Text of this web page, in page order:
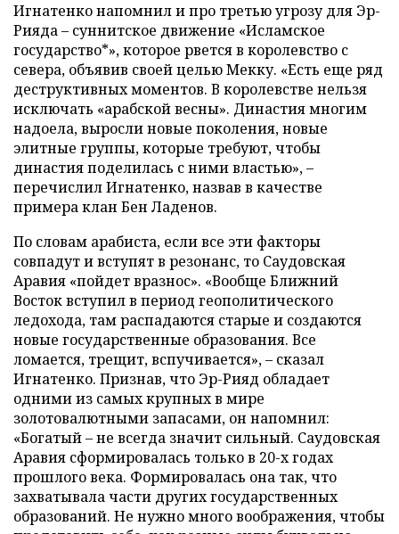
Игнатенко напомнил и про третью угрозу для Эр-
Рияда – суннитское движение «Исламское
государство*», которое рвется в королевство с
севера, объявив своей целью Мекку. «Есть еще ряд
деструктивных моментов. В королевстве нельзя
исключать «арабской весны». Династия многим
надоела, выросли новые поколения, новые
элитные группы, которые требуют, чтобы
династия поделилась с ними властью», –
перечислил Игнатенко, назвав в качестве
примера клан Бен Ладенов.
По словам арабиста, если все эти факторы
совпадут и вступят в резонанс, то Саудовская
Аравия «пойдет вразнос». «Вообще Ближний
Восток вступил в период геополитического
ледохода, там распадаются старые и создаются
новые государственные образования. Все
ломается, трещит, вспучивается», – сказал
Игнатенко. Признав, что Эр-Рияд обладает
одними из самых крупных в мире
золотовалютными запасами, он напомнил:
«Богатый – не всегда значит сильный. Саудовская
Аравия сформировалась только в 20-х годах
прошлого века. Формировалась она так, что
захватывала части других государственных
образований. Не нужно много воображения, чтобы